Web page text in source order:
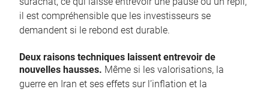
il est compréhensible que les investisseurs se
demandent si le rebond est durable.
Deux raisons techniques laissent entrevoir de
nouvelles hausses. Même si les valorisations, la
guerre en Iran et ses effets sur l’inflation et la